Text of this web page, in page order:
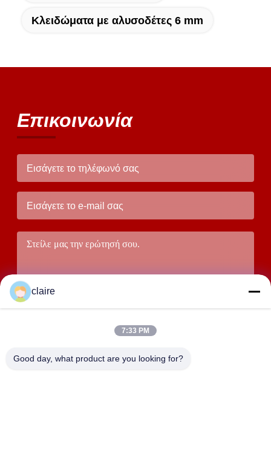
sessions. Highly recommend taking the time
to set it up properly!""The Pico 4's visual
and finding that sweet spot makes all the
sessions. Highly r
Κλειδώματα με αλυσοδέτες 6 mm
Επικοινωνία
Υποβάλτε
claire
7:33 PM
Good day, what product are you looking for?